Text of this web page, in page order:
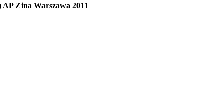
Zina Warszawa 2011